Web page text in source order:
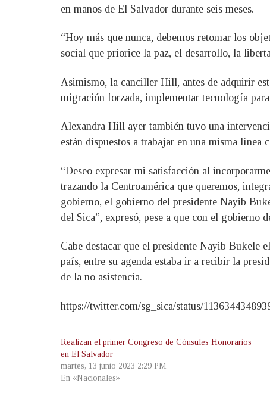
en manos de El Salvador durante seis meses.
“Hoy más que nunca, debemos retomar los
social que priorice la paz, el desarrollo, la
Asimismo, la canciller Hill, antes de adquirir
migración forzada, implementar tecnología
Alexandra Hill ayer también tuvo una
están dispuestos a trabajar en una misma línea
“Deseo expresar mi satisfacción al
trazando la Centroamérica que queremos,
gobierno, el gobierno del presidente Nayib
del Sica”, expresó, pese a que con el gobierno
Cabe destacar que el presidente Nayib Bukele
país, entre su agenda estaba ir a recibir la
de la no asistencia.
https://twitter.com/sg_sica/status/
Realizan el primer Congreso de Cónsules Honorarios
en El Salvador
martes, 13 junio 2023 2:29 PM
En «Nacionales»